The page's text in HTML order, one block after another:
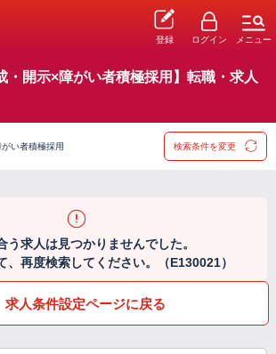
登録 ログイン メニュー
・開示×障がい者積極採用】転職・求人
い者積極採用 検索条件を変更
う求人は見つかりませんでした。
、再度検索してください。（E130021）
求人条件設定ページに戻る